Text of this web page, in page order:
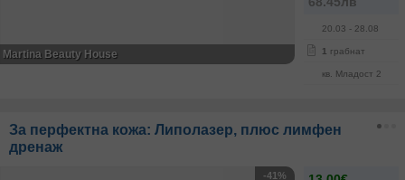
20.03 - 28.08
1 грабнат
кв. Младост 2
Martina Beauty House
За перфектна кожа: Липолазер, плюс лимфен
дренаж
-41%